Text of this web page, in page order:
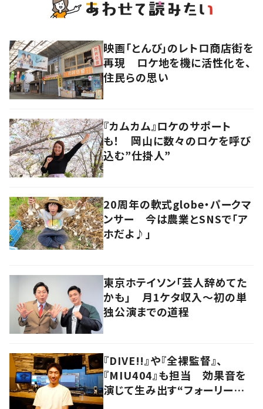
映画「とんび」のレトロ商店街を
再現 ロケ地を機に活性化を、
住民らの思い
『カムカム』ロケのサポート
も！ 岡山に数々のロケを呼び
込む”仕掛人”
20周年の軟式globe・パークマ
ンサー 今は農業とSNSで「ア
ホだよ♪」
東京ホテイソン「芸人辞めてた
かも」 月1ケタ収入～初の単
独公演までの道程
『DIVE!!』や『全裸監督』、
『MIU404』も担当 効果音を
演じて生み出す“フォーリーア